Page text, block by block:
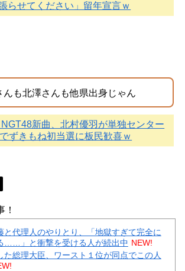
らせてください」留年宣言ｗ
んも北澤さんも他県出身じゃん
NGT48新曲、北村優羽が単独センター
ずきもね初当選に板民歓喜ｗ
！
と代理人のやりとり、「地獄すぎて完全に
……」と衝撃を受ける人が続出中 NEW!
た総理大臣、ワースト１位が同点でこの人